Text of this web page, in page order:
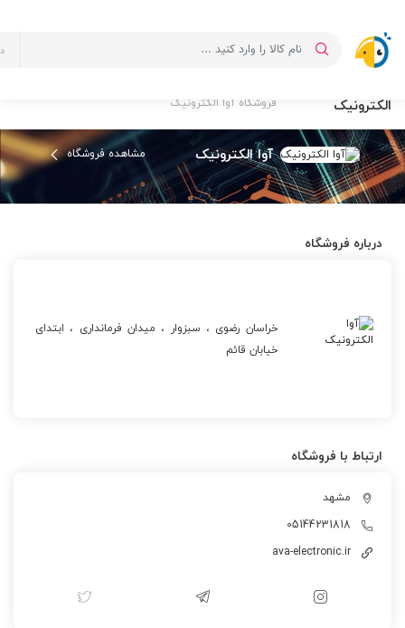
الکترونیک
فروشگاه آوا الکترونیک
آوا الکترونیک مشاهده فروشگاه
درباره فروشگاه
خراسان رضوی ، سبزوار ، میدان فرمانداری ، ابتدای
خیابان قائم
ارتباط با فروشگاه
05144231818
ava-electronic.ir